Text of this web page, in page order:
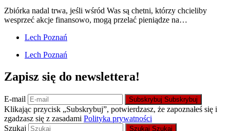
Zbiórka nadal trwa, jeśli wśród Was są chetni, którzy chcieliby
wesprzeć akcje finansowo, mogą przelać pieniądze na…
Lech Poznań
Lech Poznań
Zapisz się do newslettera!
E-mail Subskrybuj Subskrybuj
Klikając przycisk „Subskrybuj”, potwierdzasz, że zapoznałeś się i
zgadzasz się z zasadami Polityka prywatności
Szukaj
Szukaj Szukaj